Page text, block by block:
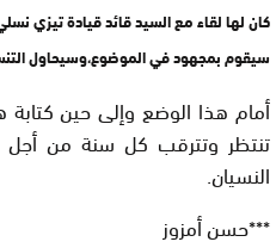
كان لها لقاء مع السيد قائد قيادة تيزي
سيقوم بمجهود في الموضوع،وسيحاول
أمام هذا الوضع وإلى حين كتابة
تنتظر وتترقب كل سنة من
النسيان.
***حسن أمزوز